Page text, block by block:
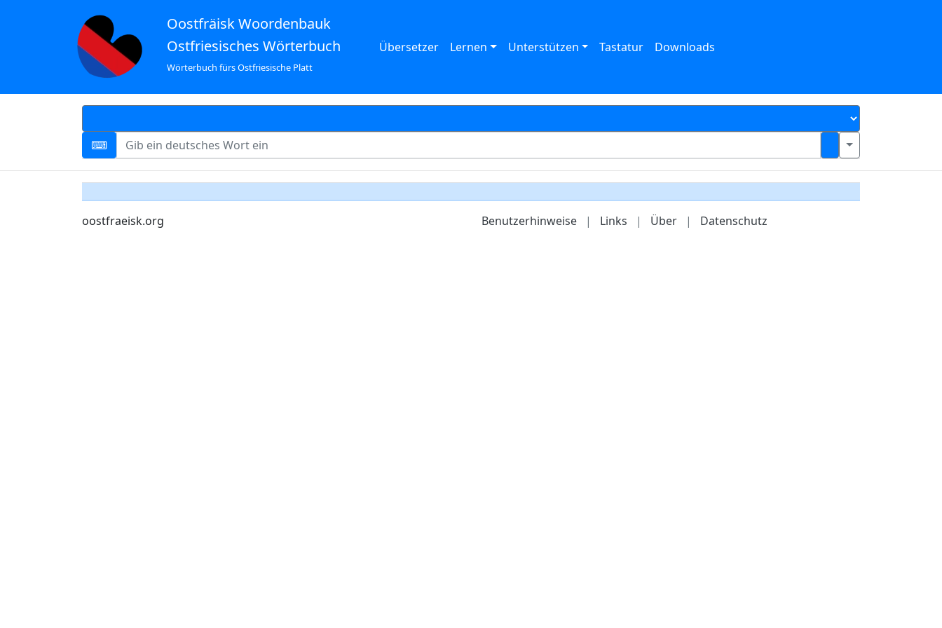
Oostfräisk Woordenbauk
Ostfriesisches Wörterbuch
Wörterbuch fürs Ostfriesische Platt
Übersetzer Lernen Unterstützen Tastatur Downloads
oostfraeisk.org Benutzerhinweise | Links | Über | Datenschutz